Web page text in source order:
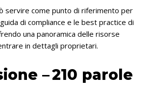
servire come punto di riferimento per
di compliance e le best practice di
una panoramica delle risorse
in dettagli proprietari.
– 210 parole